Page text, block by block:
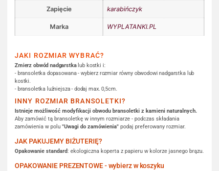
Zapięcie karabińczyk
Marka WYPLATANKI.PL
JAKI ROZMIAR WYBRAĆ?
Zmierz obwód nadgarstkalub kostki i:
- bransoletka dopasowana - wybierz rozmiar równy obwodowi nadgarstka lub
kostki.
- bransoletka luźniejsza - dodaj max. 0,5cm.
INNY ROZMIAR BRANSOLETKI?
Istnieje możliwość modyfikacji obwodu bransoletki z kamieni naturalnych.
Aby zamówić tą bransoletkę w innym rozmiarze - podczas składania
zamówienia w polu "Uwagi do zamówienia" podaj preferowany rozmiar.
JAK PAKUJEMY BIŻUTERIĘ?
Opakowanie standard: ekologiczna koperta z papieru w kolorze jasnego brązu.
OPAKOWANIE PREZENTOWE - wybierz w koszyku